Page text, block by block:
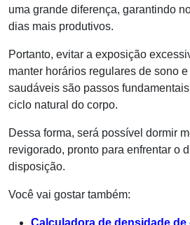
uma grande diferença, garantindo
dias mais produtivos.
Portanto, evitar a exposição
manter horários regulares de sono
saudáveis são passos
ciclo natural do corpo.
Dessa forma, será possível dormir
revigorado, pronto para enfrentar o
disposição.
Você vai gostar também:
Calculadora de densidade